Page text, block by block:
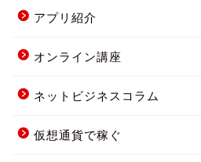
アプリ紹介
オンライン講座
ネットビジネスコラム
仮想通貨で稼ぐ